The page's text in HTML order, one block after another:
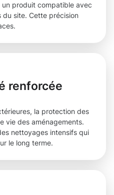
produit compatible avec
du site. Cette précision
renforcée
la protection des
vie des aménagements.
nettoyages intensifs qui
le long terme.